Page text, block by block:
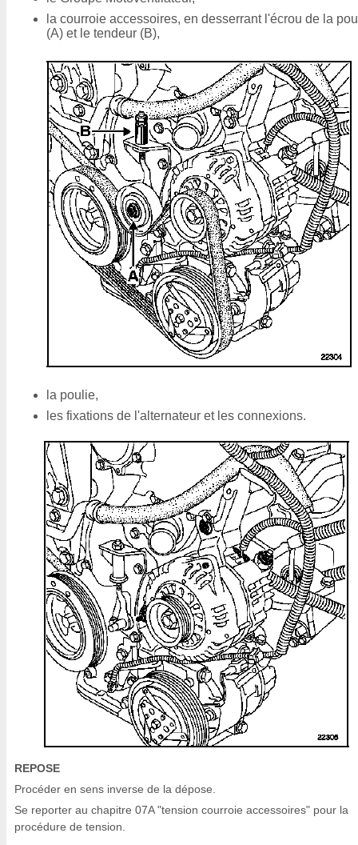
la courroie accessoires, en desserrant l'écrou de la
(A) et le tendeur (B),
la poulie,
les fixations de l'alternateur et les connexions.
REPOSE
Procéder en sens inverse de la dépose.
Se reporter au chapitre 07A "tension courroie accessoires" pour la
procédure de tension.